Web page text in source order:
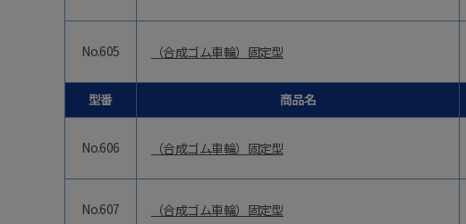
No.605 （合成ゴム車輪）固定型
型番 商品名
No.606 （合成ゴム車輪）固定型
No.607 （合成ゴム車輪）固定型